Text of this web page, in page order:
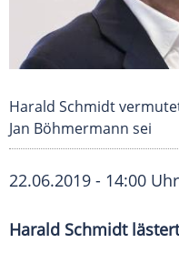
Harald Schmidt
Jan Böhmermann sei
22.06.2019 - 14:00 Uhr
Harald Schmidt